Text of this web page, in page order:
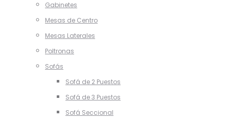
Gabinetes
Mesas de Centro
Mesas Laterales
Poltronas
Sofás
Sofá de 2 Puestos
Sofá de 3 Puestos
Sofá Seccional